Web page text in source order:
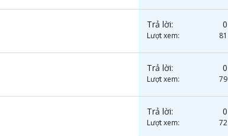
Trả lời 0
Lượt xem 81
Trả lời 0
Lượt xem 79
Trả lời 0
Lượt xem 72